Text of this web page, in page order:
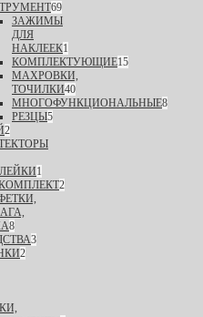
69
ЗАЖИМЫ
ДЛЯ
НАКЛЕЕК1
КОМПЛЕКТУЮЩИЕ15
МАХРОВКИ,
ТОЧИЛКИ40
МНОГОФУНКЦИОНАЛЬНЫЕ8
РЕЗЦЫ5
2
1
2
8
3
2